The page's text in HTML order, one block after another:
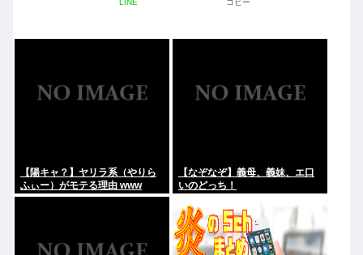
【陽キャ？】ヤリラ系（やりら
ふぃー）がモテる理由 www
【なぞなぞ】義母、義妹、エ口
いのどっち！